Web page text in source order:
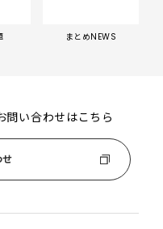
まとめNEWS
問い合わせはこちら